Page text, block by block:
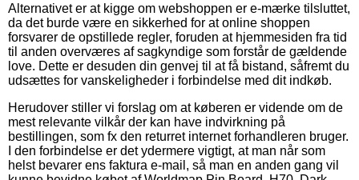
Alternativet er at kigge om webshoppen er e-mærke tilsluttet,
da det burde være en sikkerhed for at online shoppen
forsvarer de opstillede regler, foruden at hjemmesiden fra tid
til anden overværes af sagkyndige som forstår de gældende
love. Dette er desuden din genvej til at få bistand, såfremt du
udsættes for vanskeligheder i forbindelse med dit indkøb.
Herudover stiller vi forslag om at køberen er vidende om de
mest relevante vilkår der kan have indvirkning på
bestillingen, som fx den returret internet forhandleren bruger.
I den forbindelse er det ydermere vigtigt, at man når som
helst bevarer ens faktura e-mail, så man en anden gang vil